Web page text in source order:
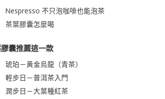
Nespresso 不只泡咖啡也能泡茶
茶葉膠囊怎麼喝
囊推薦這一款
琥珀－黃金烏龍（青茶）
輕步日－普洱茶入門
潤步日－大葉種紅茶